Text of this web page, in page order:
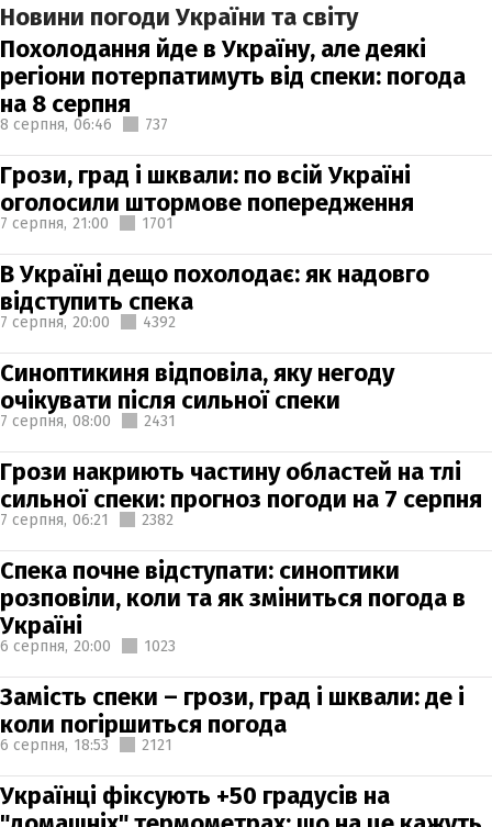
Новини погоди України та світу
Похолодання йде в Україну, але деякі
регіони потерпатимуть від спеки: погода
на 8 серпня
8 серпня, 06:46 737
Грози, град і шквали: по всій Україні
оголосили штормове попередження
7 серпня, 21:00 1701
В Україні дещо похолодає: як надовго
відступить спека
7 серпня, 20:00 4392
Синоптикиня відповіла, яку негоду
очікувати після сильної спеки
7 серпня, 08:00 2431
Грози накриють частину областей на тлі
сильної спеки: прогноз погоди на 7 серпня
7 серпня, 06:21 2382
Спека почне відступати: синоптики
розповіли, коли та як зміниться погода в
Україні
6 серпня, 20:00 1023
Замість спеки – грози, град і шквали: де і
коли погіршиться погода
6 серпня, 18:53 2121
Українці фіксують +50 градусів на